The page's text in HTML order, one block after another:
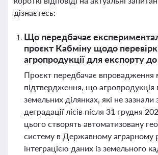
дізнаєтесь:
Що передбачає
проєкт Кабміну щодо
агропродукції для експорту
Проєкт передбачає впровадження
підтвердження, що
земельних ділянках, які не зазнали
деградації лісів після 31 грудня
цього створять автоматизовану
систему в Державному аграрному
інтеграцією даних із земельного